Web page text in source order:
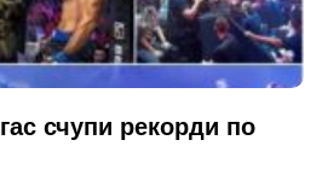
счупи рекорди по